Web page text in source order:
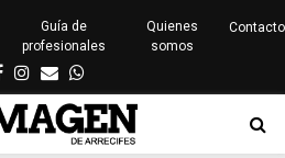
Guía de
profesionales
Quienes
somos
Contacto
Facebook
Instagram
EmailWhatsapp